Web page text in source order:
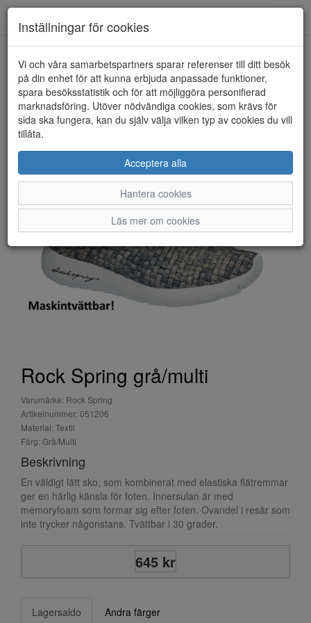
HEM ROCK SPRING
Rock Spring grå/multi
Varumärke: Rock Spring
Artikelnummer: 051206
Material: Textil
Färg: Grå/Multi
Beskrivning
En väldigt lätt sko, som kombinerat med elastiska flätremmar
ger en härlig känsla för foten. Innersulan är med
memoryfoam som formar sig efter foten. Ovandel i resår som
inte trycker någonstans. Tvättbar i 30 grader.
645 kr
Lagersaldo Andra färger
Inställningar för cookies
Vi och våra samarbetspartners sparar referenser till ditt besök
på din enhet för att kunna erbjuda anpassade funktioner,
spara besöksstatistik och för att möjliggöra personifierad
marknadsföring. Utöver nödvändiga cookies, som krävs för
sida ska fungera, kan du själv välja vilken typ av cookies du vill
tillåta.
Acceptera alla
Hantera cookies
Läs mer om cookies